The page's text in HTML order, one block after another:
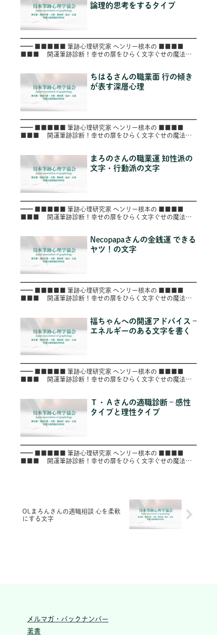
論理的思考をするタイプ
━━━━━━━━━━━━━━━━━━━━━━━━━━━━
━━ ■■■■■ 筆跡心理研究家 ヘンリー根本の ■■■■
■■■ 開運筆跡診断！幸せの扉をひらく文字ぐせの魔法
ちはるさんの職業面 行の傾き
が表す深層心理
━━━━━━━━━━━━━━━━━━━━━━━━━━━━
━━ ■■■■■ 筆跡心理研究家 ヘンリー根本の ■■■■
■■■ 開運筆跡診断！幸せの扉をひらく文字ぐせの魔法
まろのさんの職業運 知性派の
文字・行動派の文字
━━━━━━━━━━━━━━━━━━━━━━━━━━━━
━━ ■■■■■ 筆跡心理研究家 ヘンリー根本の ■■■■
■■■ 開運筆跡診断！幸せの扉をひらく文字ぐせの魔法
Necopapaさんの金銭運 できる
ヤツ！の文字
━━━━━━━━━━━━━━━━━━━━━━━━━━━━
━━ ■■■■■ 筆跡心理研究家 ヘンリー根本の ■■■■
■■■ 開運筆跡診断！幸せの扉をひらく文字ぐせの魔法
福ちゃんへの開運アドバイス –
エネルギーのある文字を書く
━━━━━━━━━━━━━━━━━━━━━━━━━━━━
━━ ■■■■■ 筆跡心理研究家 ヘンリー根本の ■■■■
■■■ 開運筆跡診断！幸せの扉をひらく文字ぐせの魔法
Ｔ・Ａさんの適職診断 – 感性
タイプと理性タイプ
━━━━━━━━━━━━━━━━━━━━━━━━━━━━
━━ ■■■■■ 筆跡心理研究家 ヘンリー根本の ■■■■
■■■ 開運筆跡診断！幸せの扉をひらく文字ぐせの魔法
OLまろんさんの適職相談 心を柔軟
にする文字
メルマガ・バックナンバー
著書